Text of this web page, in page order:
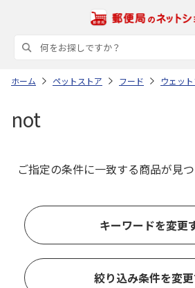
ホーム ペットストア フード ウェット
not
ご指定の条件に一致する商品が見
キーワードを変更
絞り込み条件を変